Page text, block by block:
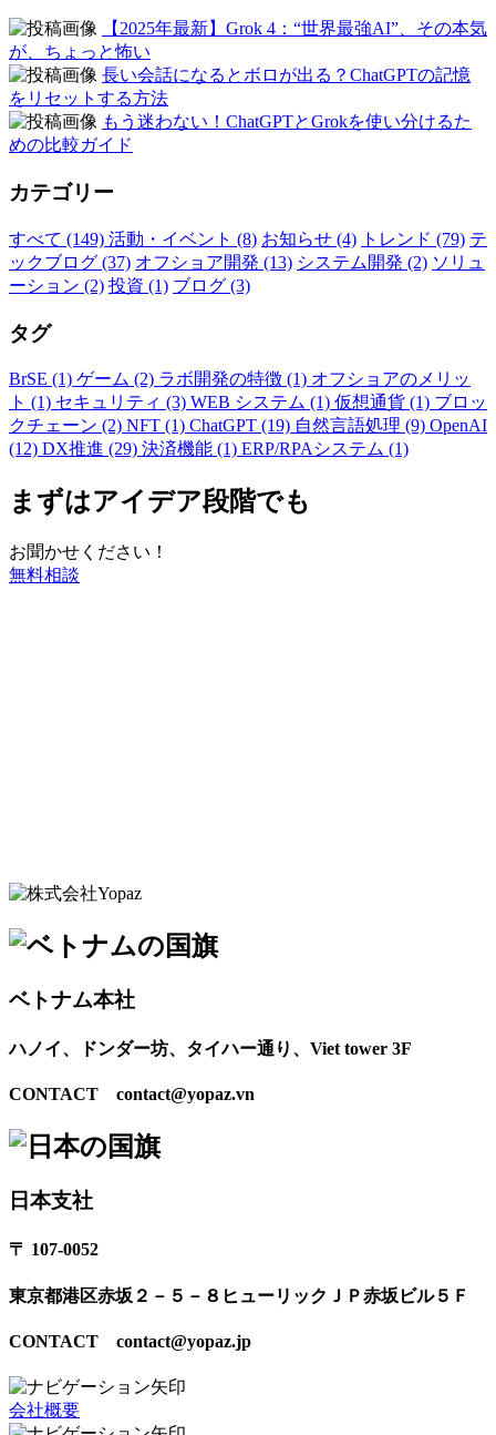
【2025年最新】Grok 4：“世界最強AI”、その本気
が、ちょっと怖い
長い会話になるとボロが出る？ChatGPTの記憶
をリセットする方法
もう迷わない！ChatGPTとGrokを使い分けるた
めの比較ガイド
カテゴリー
すべて (149) 活動・イベント (8) お知らせ (4) トレンド (79) テ
ックブログ (37) オフショア開発 (13) システム開発 (2) ソリュ
ーション (2) 投資 (1) ブログ (3)
タグ
BrSE (1) ゲーム (2) ラボ開発の特徴 (1) オフショアのメリッ
ト (1) セキュリティ (3) WEB システム (1) 仮想通貨 (1) ブロッ
クチェーン (2) NFT (1) ChatGPT (19) 自然言語処理 (9) OpenAI
(12) DX推進 (29) 決済機能 (1) ERP/RPAシステム (1)
まずはアイデア段階でも
お聞かせください！
無料相談
ベトナム本社
ハノイ、ドンダー坊、タイハー通り、Viet tower 3F
CONTACT contact@yopaz.vn
日本支社
〒 107-0052
東京都港区赤坂２－５－８ヒューリックＪＰ赤坂ビル５Ｆ
CONTACT contact@yopaz.jp
会社概要